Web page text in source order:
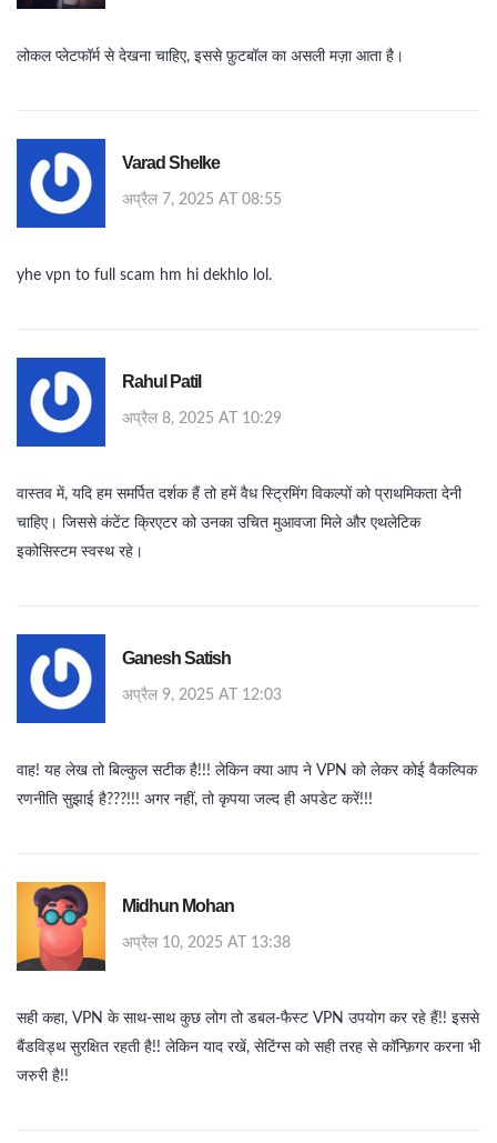
लोकल प्लेटफॉर्म से देखना चाहिए, इससे फ़ुटबॉल का असली मज़ा आता है।
Varad Shelke
अप्रैल 7, 2025 AT 08:55
yhe vpn to full scam hm hi dekhlo lol.
Rahul Patil
अप्रैल 8, 2025 AT 10:29
वास्तव में, यदि हम समर्पित दर्शक हैं तो हमें वैध स्ट्रिमिंग विकल्पों को प्राथमिकता देनी
चाहिए। जिससे कंटेंट क्रिएटर को उनका उचित मुआवजा मिले और एथलेटिक
इकोसिस्टम स्वस्थ रहे।
Ganesh Satish
अप्रैल 9, 2025 AT 12:03
वाह! यह लेख तो बिल्कुल सटीक है!!! लेकिन क्या आप ने VPN को लेकर कोई वैकल्पिक
रणनीति सुझाई है???!!! अगर नहीं, तो कृपया जल्द ही अपडेट करें!!!
Midhun Mohan
अप्रैल 10, 2025 AT 13:38
सही कहा, VPN के साथ-साथ कुछ लोग तो डबल‑फैस्ट VPN उपयोग कर रहे हैं!! इससे
बैंडविड्थ सुरक्षित रहती है!! लेकिन याद रखें, सेटिंग्स को सही तरह से कॉन्फ़िगर करना भी
जरुरी है!!